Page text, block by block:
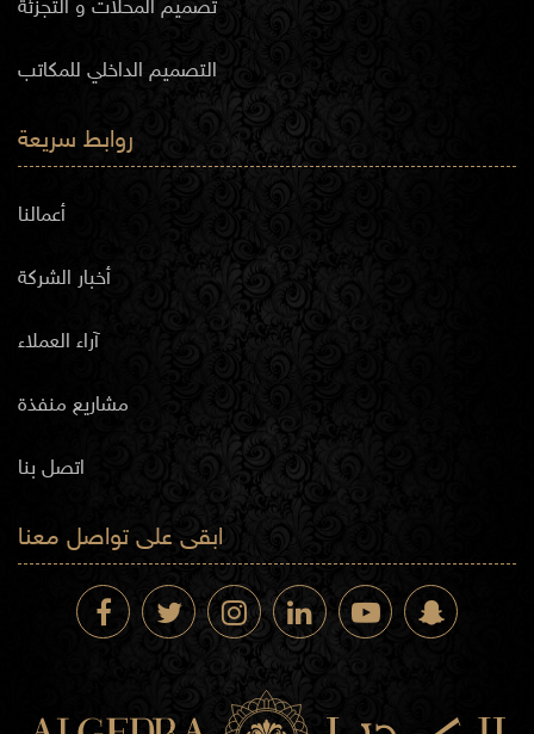
تصميم المحلات و التجزئة
التصميم الداخلي للمكاتب
روابط سريعة
أعمالنا
أخبار الشركة
آراء العملاء
مشاريع منفذة
اتصل بنا
ابقى على تواصل معنا